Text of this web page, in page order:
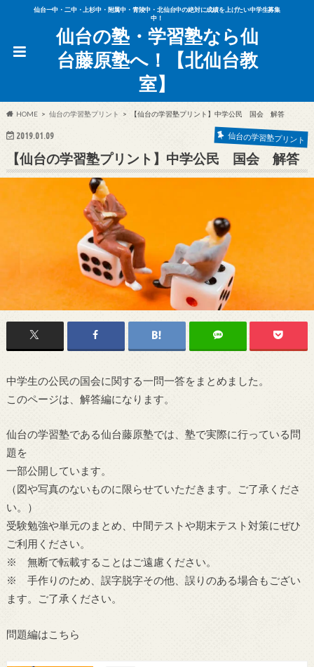
仙台一中・二中・上杉中・附属中・青陵中・北仙台中の絶対に成績を上げたい中学生募集
中！
仙台の塾・学習塾なら仙
台藤原塾へ！【北仙台教
室】
HOME 仙台の学習塾プリント 【仙台の学習塾プリント】中学公民 国会 解答
2019.01.09 仙台の学習塾プリント
【仙台の学習塾プリント】中学公民 国会 解答
中学生の公民の国会に関する一問一答をまとめました。
このページは、解答編になります。
仙台の学習塾である仙台藤原塾では、塾で実際に行っている問
題を
一部公開しています。
（図や写真のないものに限らせていただきます。ご了承くださ
い。）
受験勉強や単元のまとめ、中間テストや期末テスト対策にぜひ
ご利用ください。
※ 無断で転載することはご遠慮ください。
※ 手作りのため、誤字脱字その他、誤りのある場合もござい
ます。ご了承ください。
問題編はこちら